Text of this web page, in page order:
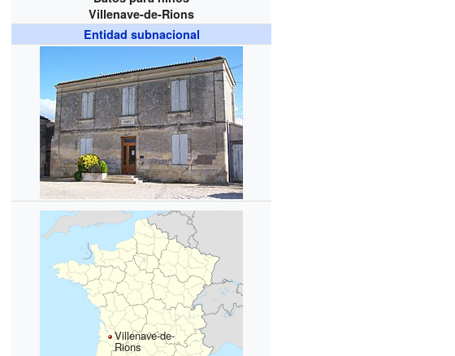
Villenave-de-Rions
Entidad subnacional
Villenave-de-
Rions